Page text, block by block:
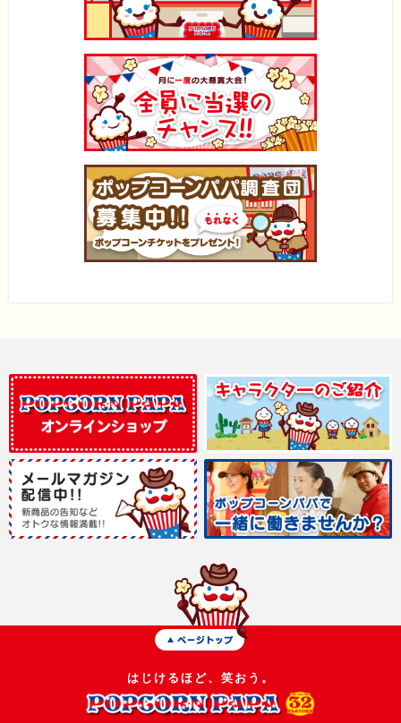
はじけるほど、笑おう。